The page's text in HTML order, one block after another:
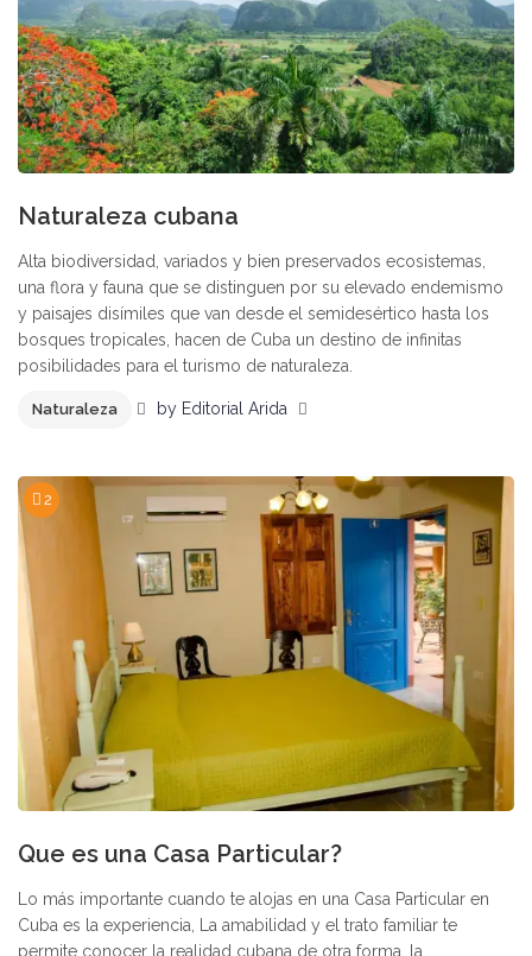
Naturaleza cubana
Alta biodiversidad, variados y bien preservados ecosistemas,
una flora y fauna que se distinguen por su elevado endemismo
y paisajes disímiles que van desde el semidesértico hasta los
bosques tropicales, hacen de Cuba un destino de infinitas
posibilidades para el turismo de naturaleza.
Naturaleza by Editorial Arida
2
Que es una Casa Particular?
Lo más importante cuando te alojas en una Casa Particular en
Cuba es la experiencia, La amabilidad y el trato familiar te
permite conocer la realidad cubana de otra forma, la